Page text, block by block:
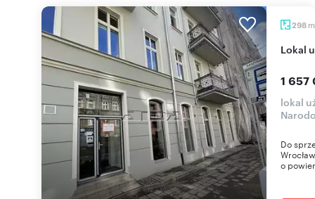
298 m
lokal
1 657
lokal
Do
o